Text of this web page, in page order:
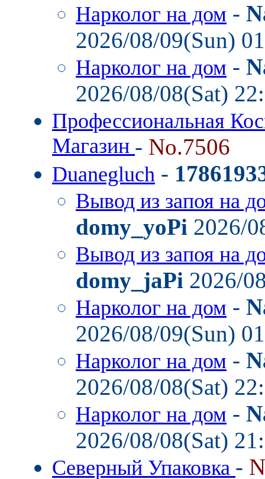
Нарколог на дом -
2026/08/09(Sun)
Нарколог на дом -
2026/08/08(Sat)
Профессиональная
Магазин - No.7506
Duanegluch -
Вывод из запоя на
domy_yoPi 2026/
Вывод из запоя на
domy_jaPi 2026/
Нарколог на дом -
2026/08/09(Sun)
Нарколог на дом -
2026/08/08(Sat)
Нарколог на дом -
2026/08/08(Sat)
Северный Упаковка -